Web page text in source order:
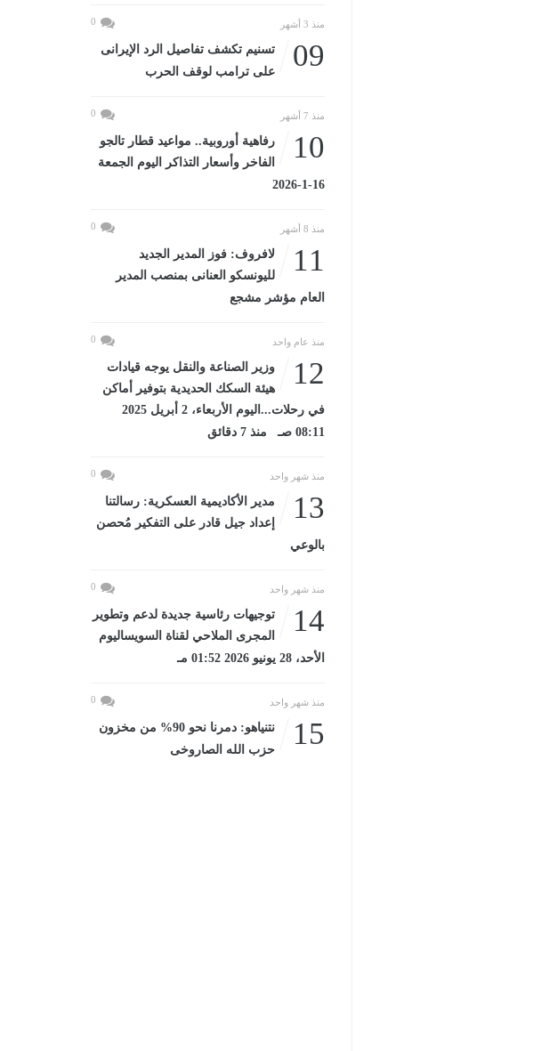
منذ 3 أشهر 0
09
تسنيم تكشف تفاصيل الرد الإيرانى
على ترامب لوقف الحرب
منذ 7 أشهر 0
10
رفاهية أوروبية.. مواعيد قطار تالجو
الفاخر وأسعار التذاكر اليوم الجمعة
16-1-2026
منذ 8 أشهر 0
11
لافروف: فوز المدير الجديد
لليونسكو العنانى بمنصب المدير
العام مؤشر مشجع
منذ عام واحد 0
12
وزير الصناعة والنقل يوجه قيادات
هيئة السكك الحديدية بتوفير أماكن
في رحلات...اليوم الأربعاء، 2 أبريل 2025
08:11 صـ منذ 7 دقائق
منذ شهر واحد 0
13
مدير الأكاديمية العسكرية: رسالتنا
إعداد جيل قادر على التفكير مُحصن
بالوعي
منذ شهر واحد 0
14
توجيهات رئاسية جديدة لدعم وتطوير
المجرى الملاحي لقناة السويساليوم
الأحد، 28 يونيو 2026 01:52 مـ
منذ شهر واحد 0
15
نتنياهو: دمرنا نحو 90% من مخزون
حزب الله الصاروخى